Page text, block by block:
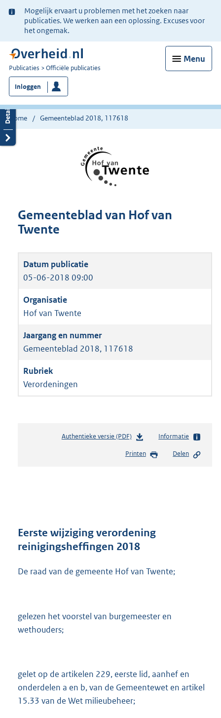
Ter
informatie:
Mogelijk ervaart u problemen met het zoeken naar
publicaties. We werken aan een oplossing. Excuses voor
het ongemak.
Menu
U
bent
nu
hier:
Publicaties Officiële publicaties
Inloggen
Home Gemeenteblad 2018, 117618
Gemeenteblad van Hof van
Twente
05-06-2018 09:00
Hof van Twente
Gemeenteblad 2018, 117618
Verordeningen
Authentieke versie (PDF)b
s
r
o
t
Informatie
Printen Delen
Eerste wijziging verordening
reinigingsheffingen 2018
De raad van de gemeente Hof van Twente;
gelezen het voorstel van burgemeester en
wethouders;
gelet op de artikelen 229, eerste lid, aanhef en
onderdelen a en b, van de Gemeentewet en artikel
15.33 van de Wet milieubeheer;